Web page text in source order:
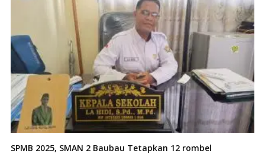
SPMB 2025, SMAN 2 Baubau Tetapkan 12 rombel